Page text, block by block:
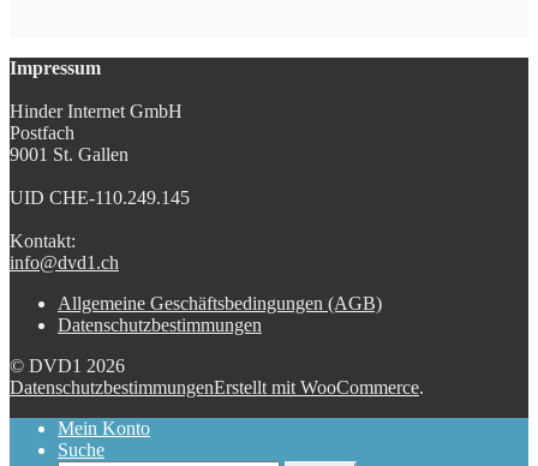
Impressum
Hinder Internet GmbH
Postfach
9001 St. Gallen
UID CHE-110.249.145
Kontakt:
info@dvd1.ch
Allgemeine Geschäftsbedingungen (AGB)
Datenschutzbestimmungen
© DVD1 2026
DatenschutzbestimmungenErstellt mit WooCommerce.
Mein Konto
Suche